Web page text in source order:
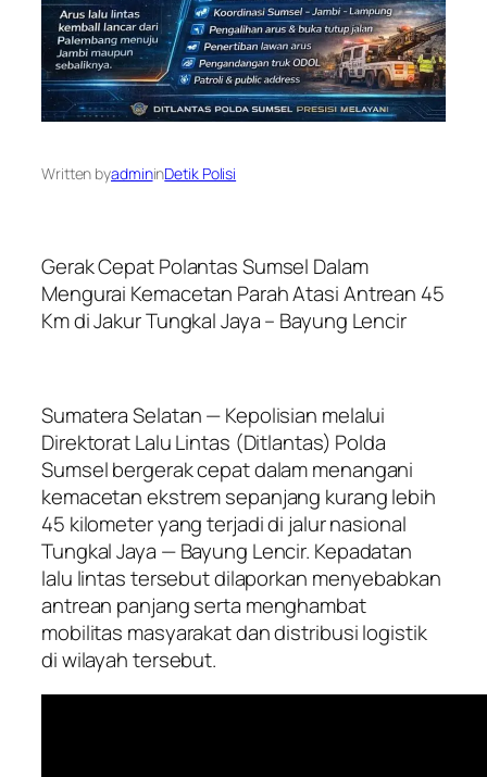
Written byadmininDetik Polisi
Gerak Cepat Polantas Sumsel Dalam
Mengurai Kemacetan Parah Atasi Antrean 45
Km di Jakur Tungkal Jaya – Bayung Lencir
Sumatera Selatan — Kepolisian melalui
Direktorat Lalu Lintas (Ditlantas) Polda
Sumsel bergerak cepat dalam menangani
kemacetan ekstrem sepanjang kurang lebih
45 kilometer yang terjadi di jalur nasional
Tungkal Jaya — Bayung Lencir. Kepadatan
lalu lintas tersebut dilaporkan menyebabkan
antrean panjang serta menghambat
mobilitas masyarakat dan distribusi logistik
di wilayah tersebut.